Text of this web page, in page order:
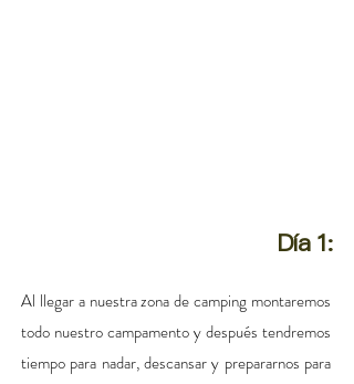
Día 1:
Al llegar a nuestra zona de camping montaremos
todo nuestro campamento y después tendremos
tiempo para nadar, descansar y prepararnos para